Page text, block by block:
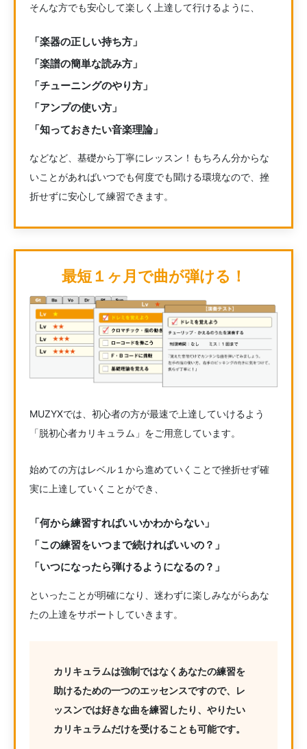
そんな方でも安心して楽しく上達して行けるように、
「楽器の正しい持ち方」
「楽譜の簡単な読み方」
「チューニングのやり方」
「アンプの使い方」
「知っておきたい音楽理論」
などなど、基礎から丁寧にレッスン！もちろん分からな
いことがあればいつでも何度でも聞ける環境なので、挫
折せずに安心して練習できます。
最短１ヶ月で曲が弾ける！
MUZYXでは、初心者の方が最速で上達していけるよう
「脱初心者カリキュラム」をご用意しています。
始めての方はレベル１から進めていくことで挫折せず確
実に上達していくことができ、
「何から練習すればいいかわからない」
「この練習をいつまで続ければいいの？」
「いつになったら弾けるようになるの？」
といったことが明確になり、迷わずに楽しみながらあな
たの上達をサポートしていきます。
カリキュラムは強制ではなくあなたの練習を
助けるための一つのエッセンスですので、レ
ッスンでは好きな曲を練習したり、やりたい
カリキュラムだけを受けることも可能です。